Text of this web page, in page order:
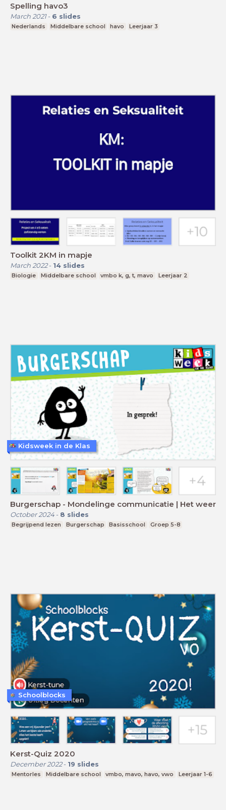
Spelling havo3
March 2021- 6 slides
Nederlands Middelbare school havo Leerjaar 3
Toolkit 2KM in mapje
March 2022- 14 slides
Biologie Middelbare school vmbo k, g, t, mavo Leerjaar 2
Burgerschap - Mondelinge communicatie | Het weer
October 2024- 8 slides
Begrijpend lezen Burgerschap Basisschool Groep 5-8
Kidsweek in de Klas
Kerst-Quiz 2020
December 2022- 19 slides
Mentorles Middelbare school vmbo, mavo, havo, vwo Leerjaar 1-6
Schoolblocks